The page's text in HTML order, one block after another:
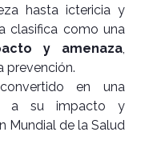
hasta ictericia y
clasifica como una
y amenaza
prevención.
en una
a su impacto y
Mundial de la Salud